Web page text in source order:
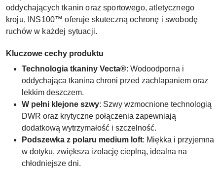
oddychających tkanin oraz sportowego, atletycznego
kroju, INS100™ oferuje skuteczną ochronę i swobodę
ruchów w każdej sytuacji.
Kluczowe cechy produktu
Technologia tkaniny Vecta®: Wodoodporna i
oddychająca tkanina chroni przed zachlapaniem oraz
lekkim deszczem.
W pełni klejone szwy: Szwy wzmocnione technologią
DWR oraz krytyczne połączenia zapewniają
dodatkową wytrzymałość i szczelność.
Podszewka z polaru medium loft: Miękka i przyjemna
w dotyku, zwiększa izolację cieplną, idealna na
chłodniejsze dni.